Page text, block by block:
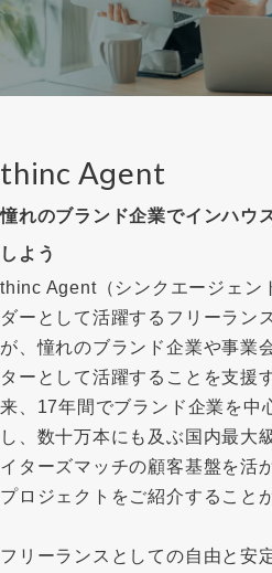
thinc Agent
憧れのブランド企業でインハウ
しよう
thinc Agent（シンクエージェン
ダーとして活躍するフリーラン
が、憧れのブランド企業や事業
ターとして活躍することを支援
来、17年間でブランド企業を中
し、数十万本にも及ぶ国内最大
イターズマッチの顧客基盤を活
プロジェクトをご紹介すること
フリーランスとしての自由と安